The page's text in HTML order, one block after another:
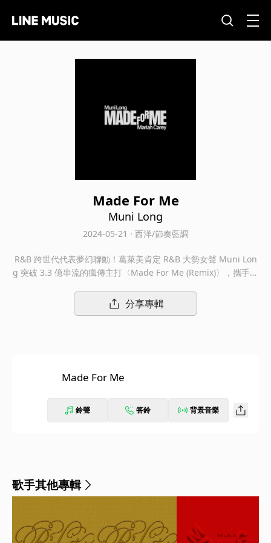
Made For Me
Muni Long
2024-05-21 · 西洋/節奏藍調
R&B 跨世代代表夢幻聯動！葛萊美肯定 R&B 大勢女聲 Muni Lon
g 突破 3.3 億串流的瘋傳主打〈Made For Me (Remix)〉，攜手流
麗亞表示：「當我接獲邀約時，我馬上就答應了！Muni 是超棒的
創作者與表演者，這次合作宛如天堂般絕配！」
分享專輯
Made For Me
鈴聲 答鈴 背景音樂
歌手其他專輯